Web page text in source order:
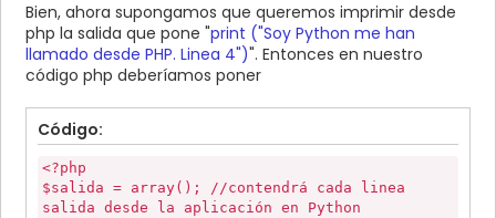
Linea 7")
print ("Soy Python me han llamado desde PHP.
Linea 8")
print ("Soy Python me han llamado desde PHP.
Linea 10")
pepe = "Hola soy Pepe"
print (pepe)
Bien, ahora supongamos que queremos imprimir desde
php la salida que pone "print ("Soy Python me han
llamado desde PHP. Linea 4")". Entonces en nuestro
código php deberíamos poner
Código:
<?php
$salida = array(); //contendrá cada linea
salida desde la aplicación en Python